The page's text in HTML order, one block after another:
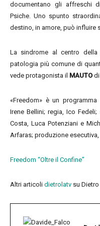
documentano gli affreschi
Psiche. Uno spunto
destino, in amore, può influire
La sindrome al centro della
patologia più comune di
vede protagonista il MAUTO
«Freedom» è un
Irene Bellini; regia, Ico
Costa, Luca Potenziani e
Arfaras; produzione
Freedom “Oltre il Confine”
Altri articoli dietrolatv su